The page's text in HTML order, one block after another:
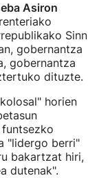
Asiron
Sinn
gobernantza
gobernantza
dituzte.
horien
"lidergo berri"
bakartzat hiri,
dutenak".